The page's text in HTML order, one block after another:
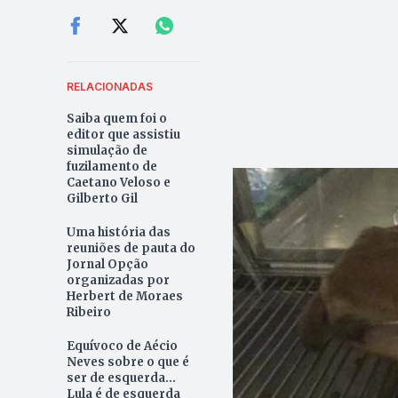
RELACIONADAS
Saiba quem foi o
editor que assistiu
simulação de
fuzilamento de
Caetano Veloso e
Gilberto Gil
Uma história das
reuniões de pauta do
Jornal Opção
organizadas por
Herbert de Moraes
Ribeiro
Equívoco de Aécio
Neves sobre o que é
ser de esquerda...
Lula é de esquerda